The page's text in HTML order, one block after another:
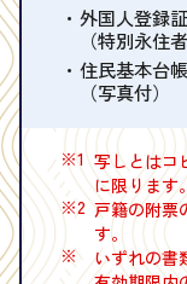
外国人登録
（特別永住
住民基本台
（写真付）
※1 写しとはコ
に限ります
※2 戸籍の附票
す。
※
いずれの書